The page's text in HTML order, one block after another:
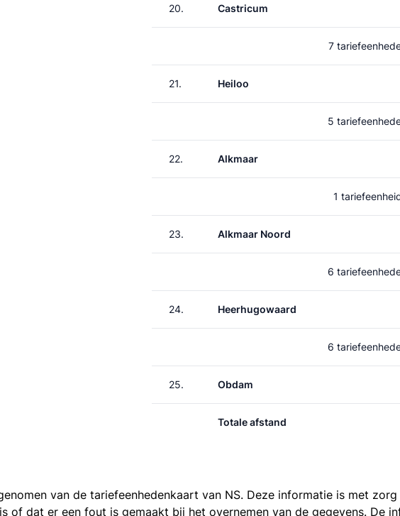
20. Castricum
7
21. Heiloo
5
22. Alkmaar
1
23. Alkmaar Noord
6
24. Heerhugowaard
6
25. Obdam
Totale afstand
van de tariefeenhedenkaart van NS. Deze informatie is met
of dat er een fout is gemaakt bij het overnemen van de gegevens. De